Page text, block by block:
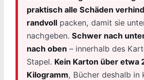
praktisch alle Schäden
randvollpacken, damit sie
nachgeben. Schwer nach
nach oben– innerhalb des
Stapel. Kein Karton über etwa
Kilogramm, Bücher deshalb in